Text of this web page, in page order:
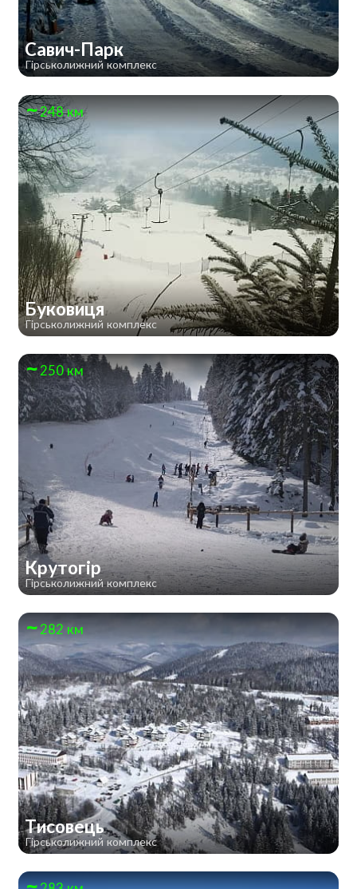
Савич-Парк
Гірськолижний комплекс
248 км
Буковиця
Гірськолижний комплекс
250 км
Крутогір
Гірськолижний комплекс
282 км
Тисовець
Гірськолижний комплекс